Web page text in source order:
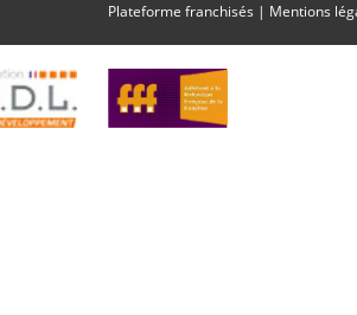
Plateforme franchisés | Mentions